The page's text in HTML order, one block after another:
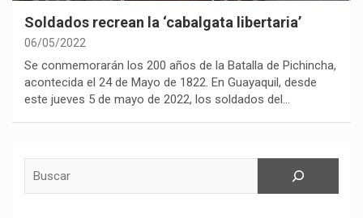
Soldados recrean la ‘cabalgata libertaria’
06/05/2022
Se conmemorarán los 200 años de la Batalla de Pichincha,
acontecida el 24 de Mayo de 1822. En Guayaquil, desde
este jueves 5 de mayo de 2022, los soldados del…